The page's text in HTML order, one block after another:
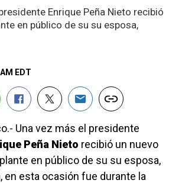
Enrique Peña Nieto recibió
en público de su su esposa,
EDT
Una vez más el presidente
Peña Nieto recibió un nuevo
en público de su su esposa,
en esta ocasión fue durante la